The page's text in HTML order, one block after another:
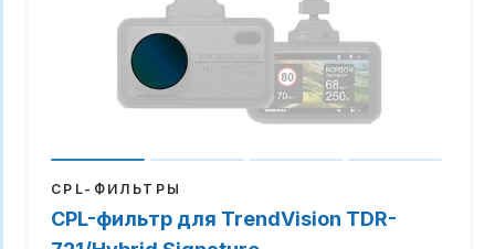
CPL-ФИЛЬТРЫ
CPL-фильтр для TrendVision TDR-